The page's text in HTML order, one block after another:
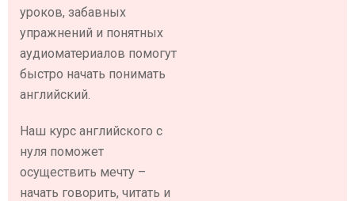
уроков, забавных
упражнений и понятных
аудиоматериалов помогут
быстро начать понимать
английский.
Наш курс английского с
нуля поможет
осуществить мечту –
начать говорить, читать и